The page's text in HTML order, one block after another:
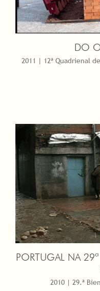
DO
2011 | 12ª Quadrienal
PORTUGAL NA
2010 | 29.ª